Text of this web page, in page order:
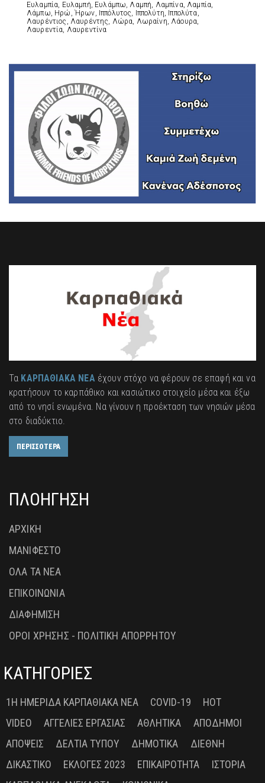
Ευλαμπία, Ευλαμπή, Ευλάμπω, Λαμπή, Λαμπίνα, Λαμπία,
Λάμπω, Ηρώ, Ήρων, Ιππόλυτος, Ιππολύτη, Ιππολύτα,
Λαυρέντιος, Λαυρέντης, Λώρα, Λωραίνη, Λάουρα,
Λαυρεντία, Λαυρεντίνα
Τα ΚΑΡΠΑΘΙΑΚΑ ΝΕΑέχουν στόχο να φέρουν σε επαφή και να
κρατήσουν το καρπάθικο και κασιώτικο στοιχείο μέσα και έξω
από το νησί ενωμένα. Να γίνουν η προέκταση των νησιών μέσα
στο διαδύκτιο.
ΠΕΡΙΣΣΟΤΕΡΑ
ΠΛΟΗΓΗΣΗ
ΑΡΧΙΚΗ
ΜΑΝΙΦΕΣΤΟ
ΟΛΑ ΤΑ ΝΕΑ
ΕΠΙΚΟΙΝΩΝΙΑ
ΔΙΑΦΗΜΙΣΗ
ΟΡΟΙ ΧΡΗΣΗΣ - ΠΟΛΙΤΙΚΗ ΑΠΟΡΡΗΤΟΥ
ΚΑΤΗΓΟΡΙΕΣ
1Η ΗΜΕΡΊΔΑ ΚΑΡΠΑΘΙΑΚΆ ΝΈΑ COVID-19
HOT
VIDEO
ΑΓΓΕΛΊΕΣ ΕΡΓΑΣΊΑΣ ΑΘΛΗΤΙΚΆ
ΑΠΌΔΗΜΟΙ
ΑΠΌΨΕΙΣ
ΔΕΛΤΊΑ ΤΎΠΟΥ ΔΗΜΟΤΙΚΆ
ΔΙΕΘΝΉ
ΔΙΚΑΣΤΙΚΌ
ΕΚΛΟΓΈΣ 2023 ΕΠΙΚΑΙΡΌΤΗΤΑ
ΙΣΤΟΡΊΑ